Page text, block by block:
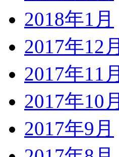
2018年1月
2017年12月
2017年11月
2017年10月
2017年9月